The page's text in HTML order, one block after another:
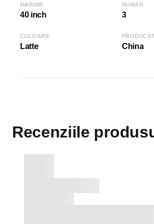
MARIME
40 inch
NUMAR
3
CULOARE
Latte China
Recenziile